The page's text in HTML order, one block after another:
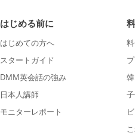
はじめる前に
はじめての方へ
スタートガイド
DMM英会話の強み
日本人講師
モニターレポート